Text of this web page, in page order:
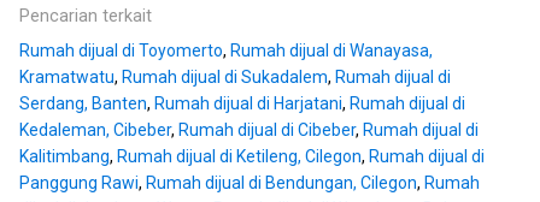
Pencarian terkait
Rumah dijual di Toyomerto, Rumah dijual di Wanayasa,
Kramatwatu, Rumah dijual di Sukadalem, Rumah dijual di
Serdang, Banten, Rumah dijual di Harjatani, Rumah dijual di
Kedaleman, Cibeber, Rumah dijual di Cibeber, Rumah dijual di
Kalitimbang, Rumah dijual di Ketileng, Cilegon, Rumah dijual di
Panggung Rawi, Rumah dijual di Bendungan, Cilegon, Rumah